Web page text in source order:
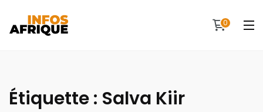
0
Étiquette : Salva Kiir